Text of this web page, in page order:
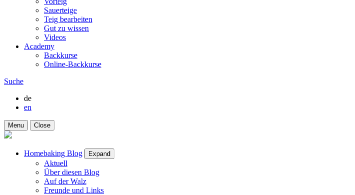
Sauerteige
Teig bearbeiten
Gut zu wissen
Videos
Academy
Backkurse
Online-Backkurse
Suche
de
en
Menu Close
Homebaking Blog Expand
Aktuell
Über diesen Blog
Auf der Walz
Freunde und Links